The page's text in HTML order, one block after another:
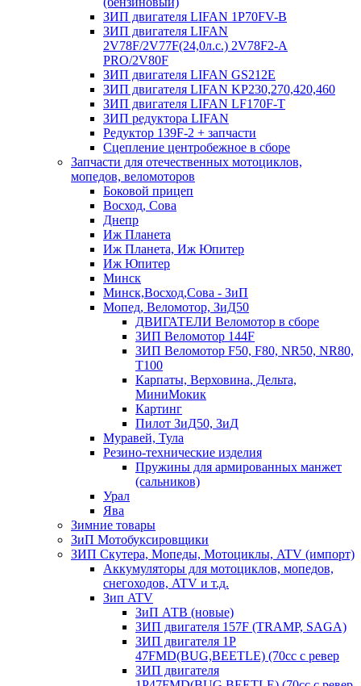
ЗИП двигателя LIFAN 1P70FV-B
ЗИП двигателя LIFAN
2V78F/2V77F(24,0л.с.) 2V78F2-A
PRO/2V80F
ЗИП двигателя LIFAN GS212E
ЗИП двигателя LIFAN KP230,270,420,460
ЗИП двигателя LIFAN LF170F-T
ЗИП редуктора LIFAN
Редуктор 139F-2 + запчасти
Сцепление центробежное в сборе
Запчасти для отечественных мотоциклов,
мопедов, веломоторов
Боковой прицеп
Восход, Сова
Днепр
Иж Планета
Иж Планета, Иж Юпитер
Иж Юпитер
Минск
Минск,Восход,Сова - ЗиП
Мопед, Веломотор, ЗиД50
ДВИГАТЕЛИ Веломотор в сборе
ЗИП Веломотор 144F
ЗИП Веломотор F50, F80, NR50, NR80,
T100
Карпаты, Верховина, Дельта,
МиниМокик
Картинг
Пилот ЗиД50, ЗиД
Муравей, Тула
Резино-технические изделия
Пружины для армированных манжет
(сальников)
Урал
Ява
Зимние товары
ЗиП Мотобуксировщики
ЗИП Скутера, Мопеды, Мотоциклы, ATV (импорт)
Аккумуляторы для мотоциклов, мопедов,
снегоходов, ATV и т.д.
Зип ATV
ЗиП АТВ (новые)
ЗИП двигателя 157F (TRAMP, SAGA)
ЗИП двигателя 1P
47FMD(BUG,BEETLE) (70cc с ревер
ЗИП двигателя